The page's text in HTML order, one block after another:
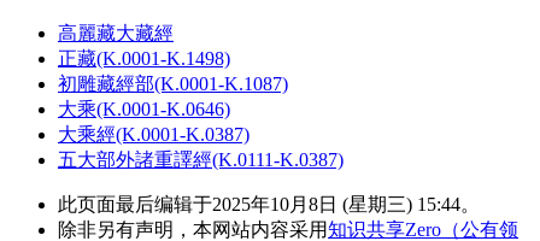
高麗藏大藏經
正藏(K.0001-K.1498)
初雕藏經部(K.0001-K.1087)
大乘(K.0001-K.0646)
大乘經(K.0001-K.0387)
五大部外諸重譯經(K.0111-K.0387)
此页面最后编辑于2025年10月8日 (星期三) 15:44。
除非另有声明，本网站内容采用知识共享Zero（公有领